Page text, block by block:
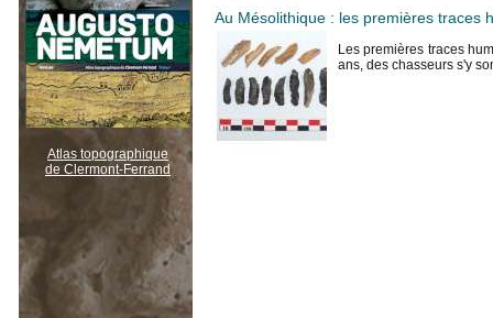
Au Mésolithique : les premières traces
Les premières traces
ans, des chasseurs s'y
Atlas topographique
de Clermont-Ferrand